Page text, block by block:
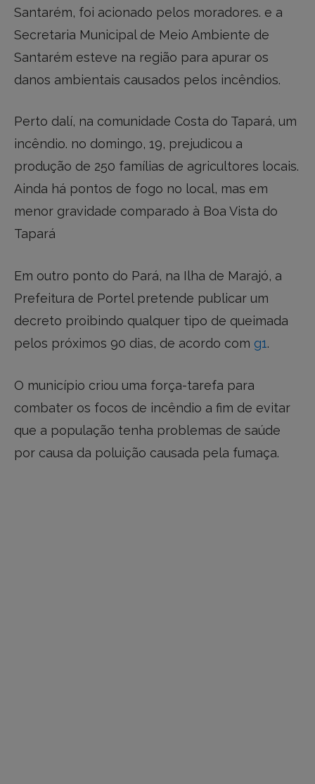
Santarém, foi acionado pelos moradores. e a
Secretaria Municipal de Meio Ambiente de
Santarém esteve na região para apurar os
danos ambientais causados pelos incêndios.
Perto dalí, na comunidade Costa do Tapará, um
incêndio. no domingo, 19, prejudicou a
produção de 250 famílias de agricultores locais.
Ainda há pontos de fogo no local, mas em
menor gravidade comparado à Boa Vista do
Tapará
Em outro ponto do Pará, na Ilha de Marajó, a
Prefeitura de Portel pretende publicar um
decreto proibindo qualquer tipo de queimada
pelos próximos 90 dias, de acordo com g1.
O município criou uma força-tarefa para
combater os focos de incêndio a fim de evitar
que a população tenha problemas de saúde
por causa da poluição causada pela fumaça.